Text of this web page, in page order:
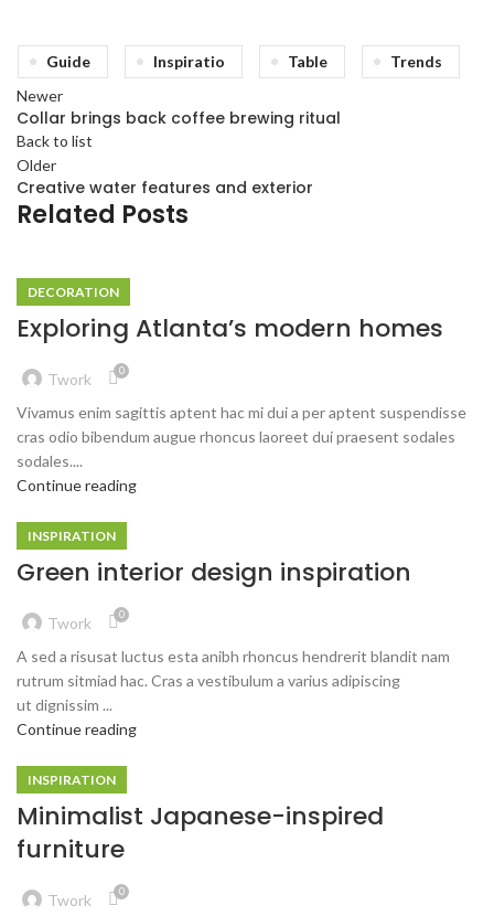
Guide Inspiratio Table
Trends
Newer
Collar brings back coffee brewing ritual
Back to list
Older
Creative water features and exterior
Related Posts
DECORATION
Exploring Atlanta’s modern homes
Twork 0
Vivamus enim sagittis aptent hac mi dui a per aptent suspendisse
cras odio bibendum augue rhoncus laoreet dui praesent sodales
sodales....
Continue reading
INSPIRATION
Green interior design inspiration
Twork 0
A sed a risusat luctus esta anibh rhoncus hendrerit blandit nam
rutrum sitmiad hac. Cras a vestibulum a varius adipiscing
ut dignissim ...
Continue reading
INSPIRATION
Minimalist Japanese-inspired
furniture
Twork 0